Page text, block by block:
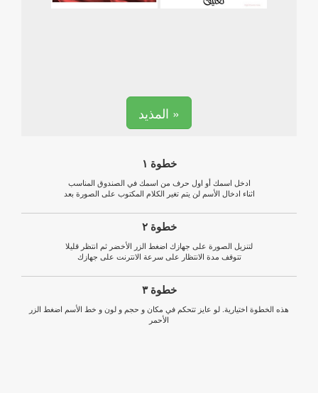
المذيد »
خطوة ١
ادخل اسمك أو اول حرف من اسمك في الصندوق المناسب
اثناء ادخال الأسم لن يتم تغير الكلام المكتوب على الصورة بعد
خطوة ٢
لتنزيل الصورة على جهازك اضغط الزر الأخضر ثم انتظر قليلا
تتوقف مدة الانتظار على سرعة الانترنت على جهازك
خطوة ٣
هذه الخطوة اختيارية. لو عايز تتحكم في مكان و حجم و لون و خط الأسم اضغط الزر
الأحمر